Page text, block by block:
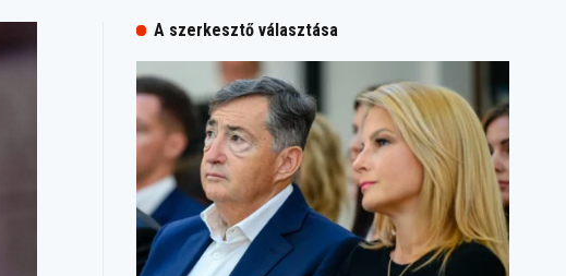
A szerkesztő választása